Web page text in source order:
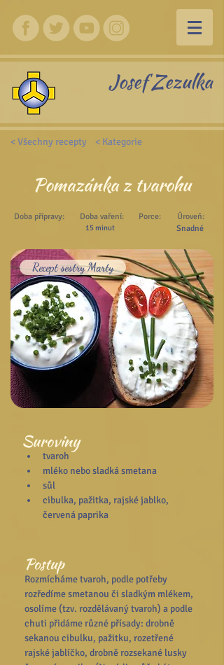
Josef Zezulka
< Všechny recepty < Kategorie
Pomazánka z tvarohu
Doba přípravy: Doba vaření:
15 minut
Porce:
Úroveň:
Snadné
Recept sestry Marty
Suroviny
tvaroh
mléko nebo sladká smetana
sůl
cibulka, pažitka, rajské jablko,
červená paprika
Postup
Rozmícháme tvaroh, podle potřeby
rozředíme smetanou či sladkým mlékem,
osolíme (tzv. rozdělávaný tvaroh) a podle
chuti přidáme různé přísady: drobně
sekanou cibulku, pažitku, rozetřené
rajské jablíčko, drobně rozsekané lusky